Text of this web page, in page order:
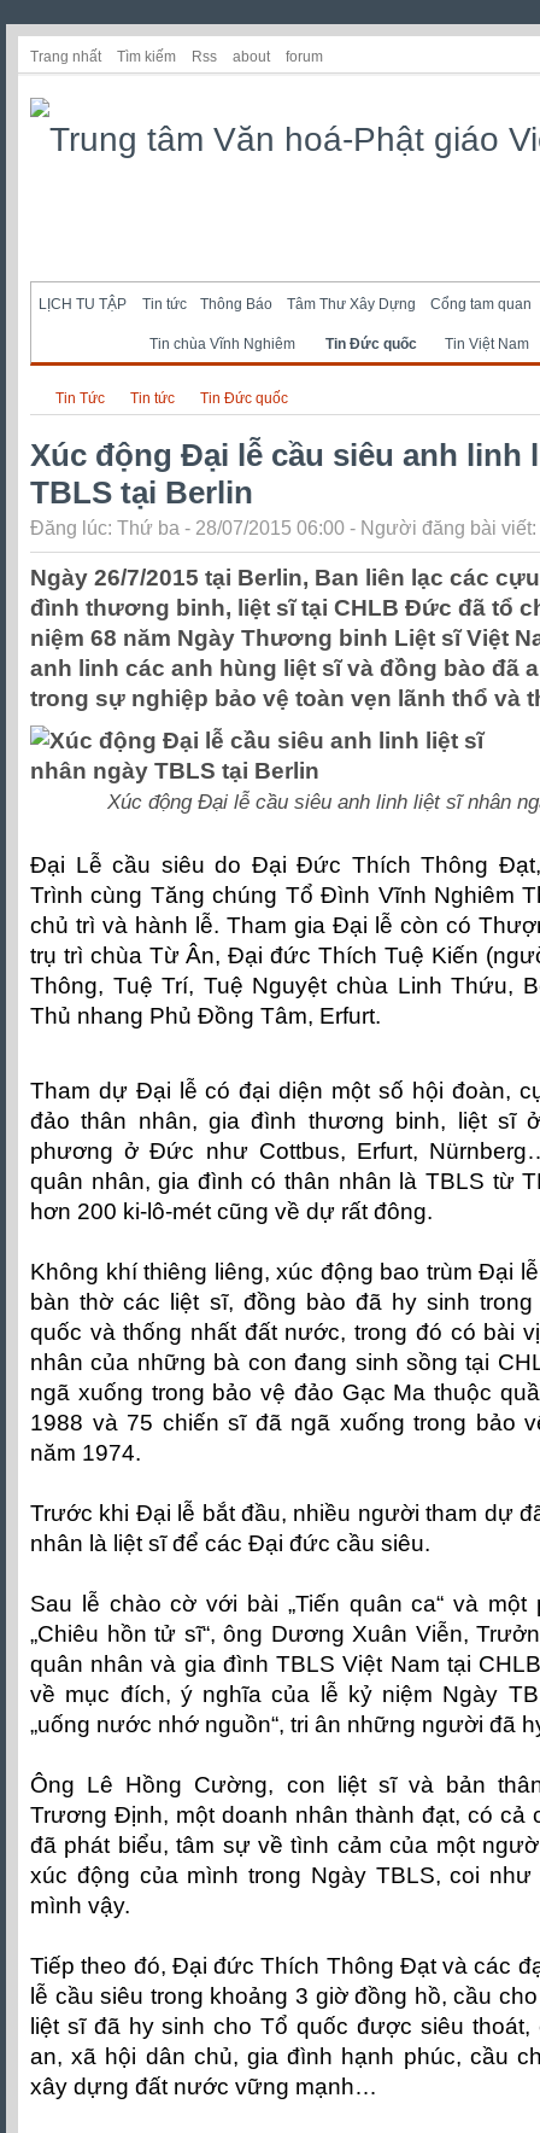
Trang nhất Tìm kiếm Rss about forum
LỊCH TU TẬP Tin tức
Tin chùa Vĩnh Nghiêm Tin Đức quốc Tin Việt Nam
Thông Báo Tâm Thư Xây Dựng Cổng tam quan
Tin Tức Tin tức Tin Đức quốc
Xúc động Đại lễ cầu siêu anh linh
TBLS tại Berlin
Đăng lúc: Thứ ba - 28/07/2015 06:00 - Người đăng bài viết:
Ngày 26/7/2015 tại Berlin, Ban liên lạc các
đình thương binh, liệt sĩ tại CHLB Đức đã tổ
niệm 68 năm Ngày Thương binh Liệt sĩ Việt
anh linh các anh hùng liệt sĩ và đồng bào đã
trong sự nghiệp bảo vệ toàn vẹn lãnh thổ và
Xúc động Đại lễ cầu siêu anh linh liệt sĩ nhân
Đại Lễ cầu siêu do Đại Đức Thích Thông
Trình cùng Tăng chúng Tổ Đình Vĩnh Nghiêm
chủ trì và hành lễ. Tham gia Đại lễ còn có
trụ trì chùa Từ Ân, Đại đức Thích Tuệ Kiến
Thông, Tuệ Trí, Tuệ Nguyệt chùa Linh Thứu,
Thủ nhang Phủ Đồng Tâm, Erfurt.
Tham dự Đại lễ có đại diện một số hội đoàn,
đảo thân nhân, gia đình thương binh, liệt sĩ
phương ở Đức như Cottbus, Erfurt,
quân nhân, gia đình có thân nhân là TBLS từ
hơn 200 ki-lô-mét cũng về dự rất đông.
Không khí thiêng liêng, xúc động bao trùm Đại
bàn thờ các liệt sĩ, đồng bào đã hy sinh
quốc và thống nhất đất nước, trong đó có bài
nhân của những bà con đang sinh sồng tại
ngã xuống trong bảo vệ đảo Gạc Ma thuộc
1988 và 75 chiến sĩ đã ngã xuống trong bảo
năm 1974.
Trước khi Đại lễ bắt đầu, nhiều người tham dự
nhân là liệt sĩ để các Đại đức cầu siêu.
Sau lễ chào cờ với bài „Tiến quân ca“ và
„Chiêu hồn tử sĩ“, ông Dương Xuân Viễn,
quân nhân và gia đình TBLS Việt Nam tại
về mục đích, ý nghĩa của lễ kỷ niệm Ngày
„uống nước nhớ nguồn“, tri ân những người đã
Ông Lê Hồng Cường, con liệt sĩ và bản
Trương Định, một doanh nhân thành đạt, có cả
đã phát biểu, tâm sự về tình cảm của một
xúc động của mình trong Ngày TBLS, coi
mình vậy.
Tiếp theo đó, Đại đức Thích Thông Đạt và các
lễ cầu siêu trong khoảng 3 giờ đồng hồ, cầu
liệt sĩ đã hy sinh cho Tổ quốc được siêu
an, xã hội dân chủ, gia đình hạnh phúc, cầu
xây dựng đất nước vững mạnh…